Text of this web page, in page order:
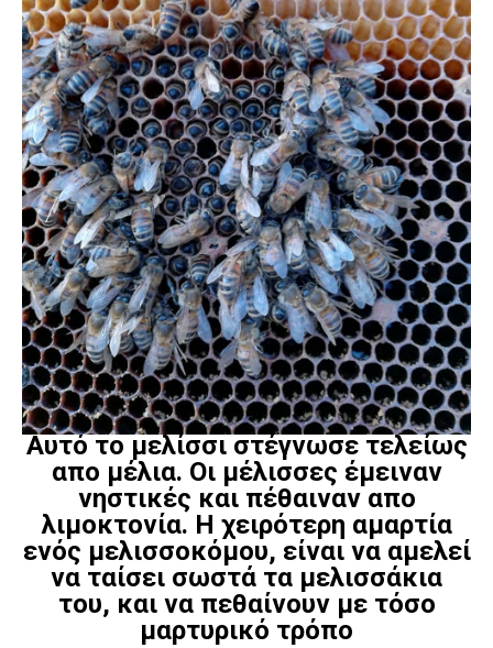
Αυτό το μελίσσι στέγνωσε τελείως
απο μέλια. Οι μέλισσες έμειναν
νηστικές και πέθαιναν απο
λιμοκτονία. Η χειρότερη αμαρτία
ενός μελισσοκόμου, είναι να αμελεί
να ταίσει σωστά τα μελισσάκια
του, και να πεθαίνουν με τόσο
μαρτυρικό τρόπο